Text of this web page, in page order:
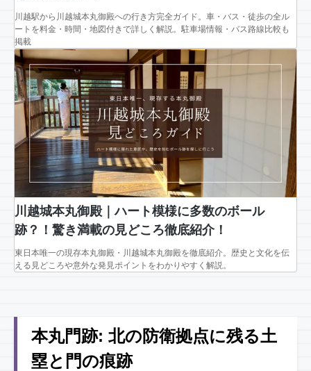
川越駅から川越城本丸御殿への行き方完全ガイド。車・バス・徒歩の全ル
ートを料金・時間・地図付きで詳しく解説。駐車場情報・バス路線比較も
掲載
川越城本丸御殿｜ハート模様に多数のボール
跡？！驚き満載の見どころ徹底紹介！
東日本唯一の現存本丸御殿・川越城本丸御殿を徹底紹介。歴史と文化を伝
える見どころや意外な発見ポイントをわかりやすく解説。
本丸門跡: 北の防衛拠点に残る土
塁と門の痕跡